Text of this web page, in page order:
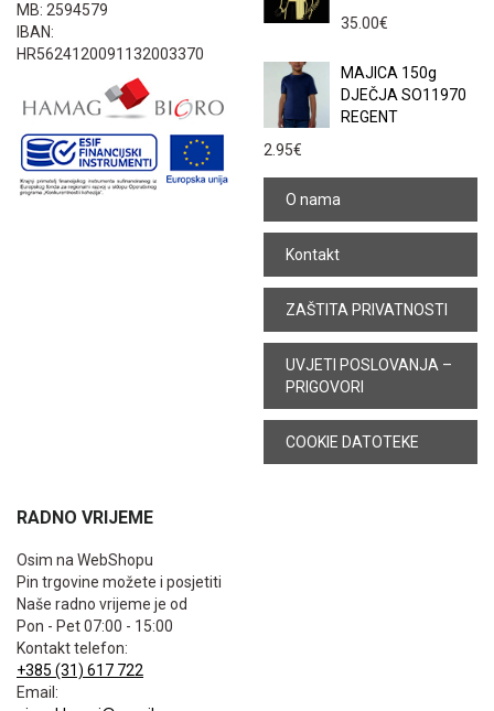
MB: 2594579
IBAN:
HR5624120091132003370
35.00€
MAJICA 150g
DJEČJA SO11970
REGENT
2.95€
O nama
Kontakt
ZAŠTITA PRIVATNOSTI
UVJETI POSLOVANJA –
PRIGOVORI
COOKIE DATOTEKE
RADNO VRIJEME
Osim na WebShopu
Pin trgovine možete i posjetiti
Naše radno vrijeme je od
Pon - Pet 07:00 - 15:00
Kontakt telefon:
+385 (31) 617 722
Email: